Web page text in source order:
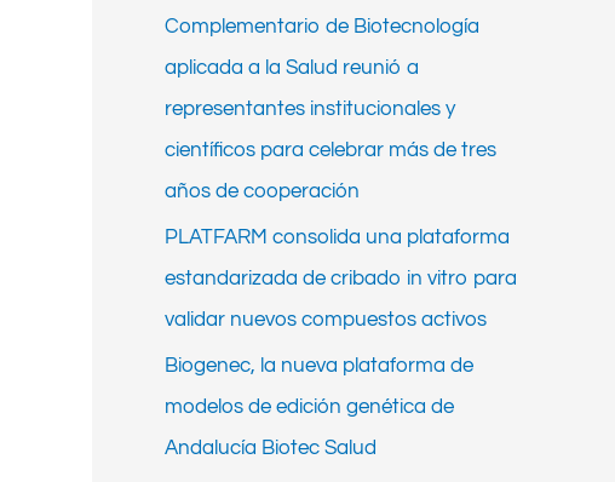
Complementario de Biotecnología
aplicada a la Salud reunió a
representantes institucionales y
científicos para celebrar más de tres
años de cooperación
PLATFARM consolida una plataforma
estandarizada de cribado in vitro para
validar nuevos compuestos activos
Biogenec, la nueva plataforma de
modelos de edición genética de
Andalucía Biotec Salud